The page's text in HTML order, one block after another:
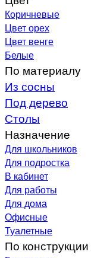
Коричневые
Цвет орех
Цвет венге
Белые
По материалу
Из сосны
Под дерево
Столы
Назначение
Для школьников
Для подростка
В кабинет
Для работы
Для дома
Офисные
Туалетные
По конструкции